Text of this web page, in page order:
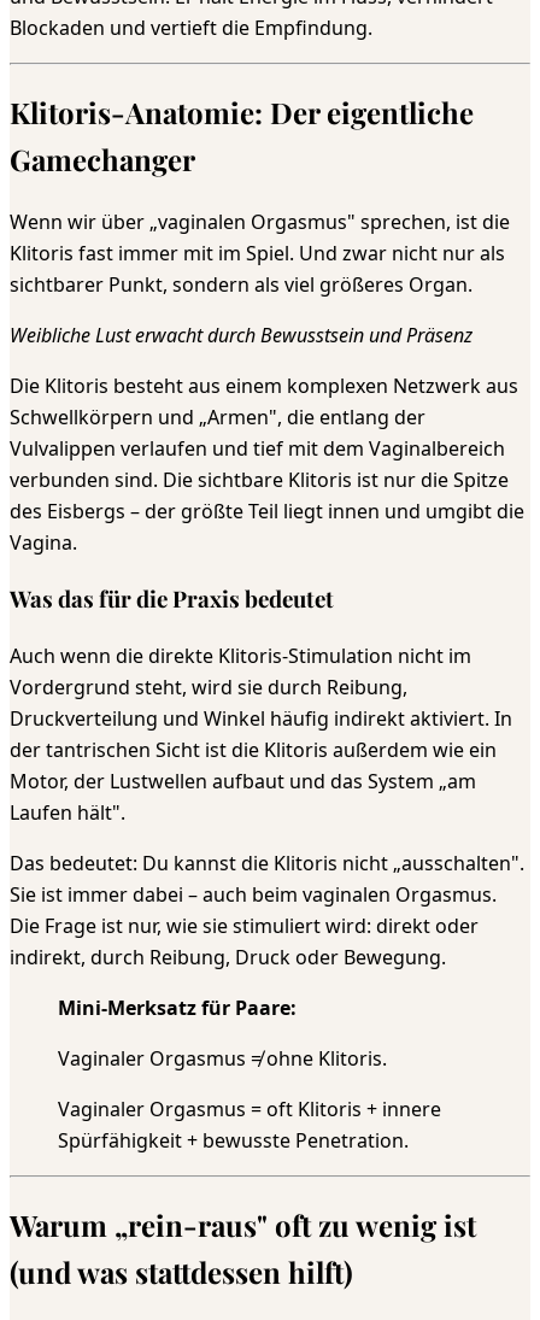
Blockaden und vertieft die Empfindung.
Klitoris-Anatomie: Der eigentliche
Gamechanger
Wenn wir über „vaginalen Orgasmus" sprechen, ist die
Klitoris fast immer mit im Spiel. Und zwar nicht nur als
sichtbarer Punkt, sondern als viel größeres Organ.
Weibliche Lust erwacht durch Bewusstsein und Präsenz
Die Klitoris besteht aus einem komplexen Netzwerk aus
Schwellkörpern und „Armen", die entlang der
Vulvalippen verlaufen und tief mit dem Vaginalbereich
verbunden sind. Die sichtbare Klitoris ist nur die Spitze
des Eisbergs – der größte Teil liegt innen und umgibt die
Vagina.
Was das für die Praxis bedeutet
Auch wenn die direkte Klitoris-Stimulation nicht im
Vordergrund steht, wird sie durch Reibung,
Druckverteilung und Winkel häufig indirekt aktiviert. In
der tantrischen Sicht ist die Klitoris außerdem wie ein
Motor, der Lustwellen aufbaut und das System „am
Laufen hält".
Das bedeutet: Du kannst die Klitoris nicht „ausschalten".
Sie ist immer dabei – auch beim vaginalen Orgasmus.
Die Frage ist nur, wie sie stimuliert wird: direkt oder
indirekt, durch Reibung, Druck oder Bewegung.
Mini-Merksatz für Paare:
Vaginaler Orgasmus ≠ ohne Klitoris.
Vaginaler Orgasmus = oft Klitoris + innere
Spürfähigkeit + bewusste Penetration.
Warum „rein-raus" oft zu wenig ist
(und was stattdessen hilft)